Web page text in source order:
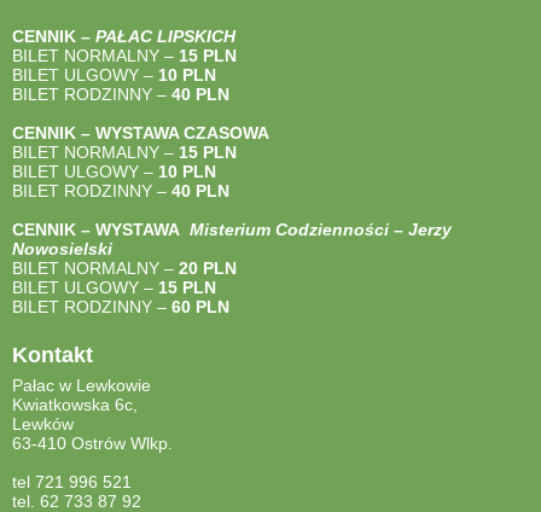
CENNIK – PAŁAC LIPSKICH
BILET NORMALNY – 15 PLN
BILET ULGOWY – 10 PLN
BILET RODZINNY – 40 PLN
CENNIK – WYSTAWA CZASOWA
BILET NORMALNY – 15 PLN
BILET ULGOWY – 10 PLN
BILET RODZINNY – 40 PLN
CENNIK – WYSTAWA Misterium Codzienności – Jerzy
Nowosielski
BILET NORMALNY – 20 PLN
BILET ULGOWY – 15 PLN
BILET RODZINNY – 60 PLN
Kontakt
Pałac w Lewkowie
Kwiatkowska 6c,
Lewków
63-410 Ostrów Wlkp.
tel 721 996 521
tel. 62 733 87 92